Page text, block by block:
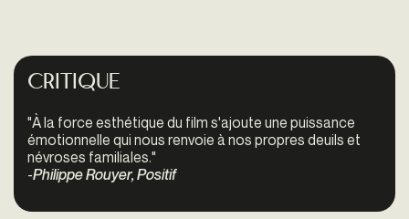
Critique
"Àla force esthétique du film s'ajoute une puissance
émotionnelle qui nous renvoie à nos propres deuils et
névroses familiales."
-Philippe Rouyer, Positif